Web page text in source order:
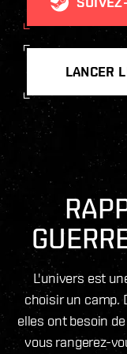
LANCER
L'univers est
choisir un
elles ont besoin
vous rangerez-